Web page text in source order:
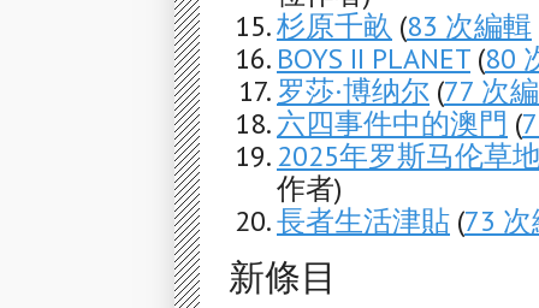
杉原千畝 (83 次編輯
BOYS II PLANET (80
罗莎·博纳尔 (77 次
六四事件中的澳門 (
2025年罗斯马伦草
作者)
長者生活津貼 (73
新條目